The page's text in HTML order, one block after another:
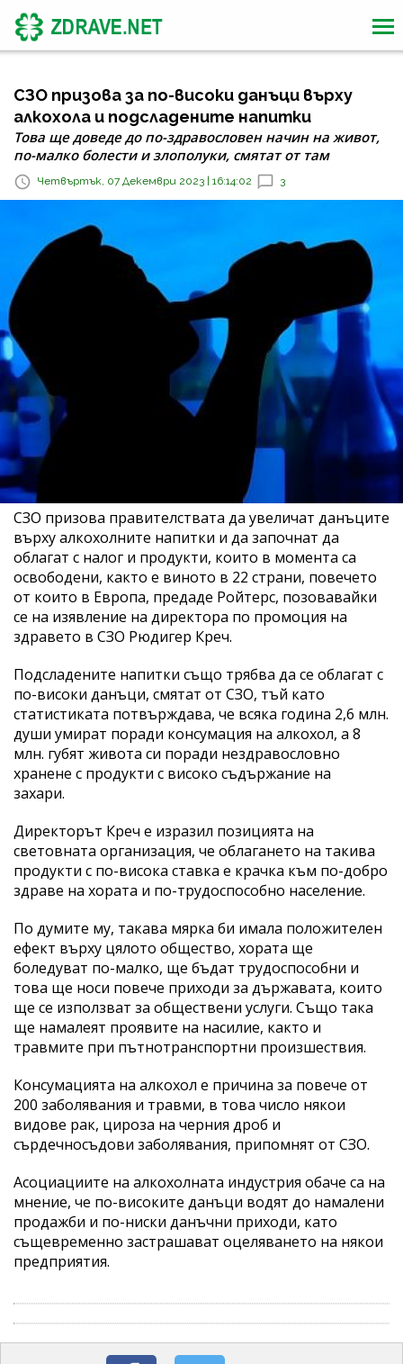
СЗО призова за по-високи данъци върху
алкохола и подсладените напитки
Това ще доведе до по-здравословен начин на живот,
по-малко болести и злополуки, смятат от там
Четвъртък, 07 Декември 2023 | 16:14:02 3
СЗО призова правителствата да увеличат данъците
върху алкохолните напитки и да започнат да
облагат с налог и продукти, които в момента са
освободени, както е виното в 22 страни, повечето
от които в Европа, предаде Ройтерс, позовавайки
се на изявление на директора по промоция на
здравето в СЗО Рюдигер Креч.
Подсладените напитки също трябва да се облагат с
по-високи данъци, смятат от СЗО, тъй като
статистиката потвърждава, че всяка година 2,6 млн.
души умират поради консумация на алкохол, а 8
млн. губят живота си поради нездравословно
хранене с продукти с високо съдържание на
захари.
Директорът Креч е изразил позицията на
световната организация, че облагането на такива
продукти с по-висока ставка е крачка към по-добро
здраве на хората и по-трудоспособно население.
По думите му, такава мярка би имала положителен
ефект върху цялото общество, хората ще
боледуват по-малко, ще бъдат трудоспособни и
това ще носи повече приходи за държавата, които
ще се използват за обществени услуги. Също така
ще намалеят проявите на насилие, както и
травмите при пътнотранспортни произшествия.
Консумацията на алкохол е причина за повече от
200 заболявания и травми, в това число някои
видове рак, цироза на черния дроб и
сърдечносъдови заболявания, припомнят от СЗО.
Асоциациите на алкохолната индустрия обаче са на
мнение, че по-високите данъци водят до намалени
продажби и по-ниски данъчни приходи, като
същевременно застрашават оцеляването на някои
предприятия.